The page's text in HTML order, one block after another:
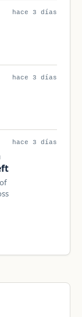
hace 3 días
hace 3 días
hace 3 días